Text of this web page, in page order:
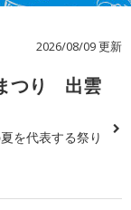
2026/08/09 更新
つり 出雲
を代表する祭り